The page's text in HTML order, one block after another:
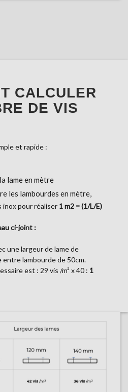
CALCULER
DE VIS
et rapide :
lame en mètre
les lambourdes en mètre,
inox pour réaliser 1 m2 = (1/L/E)
ci-joint :
une largeur de lame de
entre lambourde de 50cm.
est : 29 vis /m² x 40 : 1